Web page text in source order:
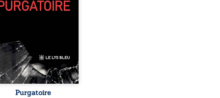
chaque texte
une porte sur
au hasard, comme
inattendue sur
le chemin de la vie. ...
Purgatoire